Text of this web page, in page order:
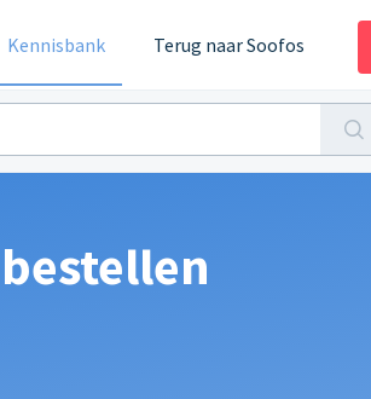
Kennisbank Terug naar Soofos